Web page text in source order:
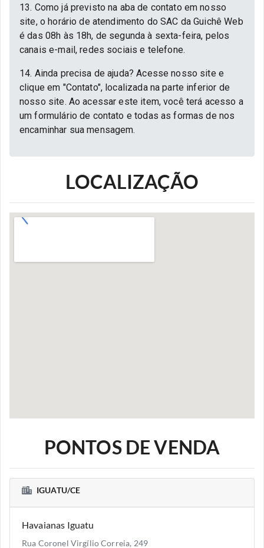
13. Como já previsto na aba de contato em nosso
site, o horário de atendimento do SAC da Guichê Web
é das 08h às 18h, de segunda à sexta-feira, pelos
canais e-mail, redes sociais e telefone.
14. Ainda precisa de ajuda? Acesse nosso site e
clique em "Contato", localizada na parte inferior de
nosso site. Ao acessar este item, você terá acesso a
um formulário de contato e todas as formas de nos
encaminhar sua mensagem.
LOCALIZAÇÃO
PONTOS DE VENDA
IGUATU/CE
Havaianas Iguatu
Rua Coronel Virgílio Correia, 249